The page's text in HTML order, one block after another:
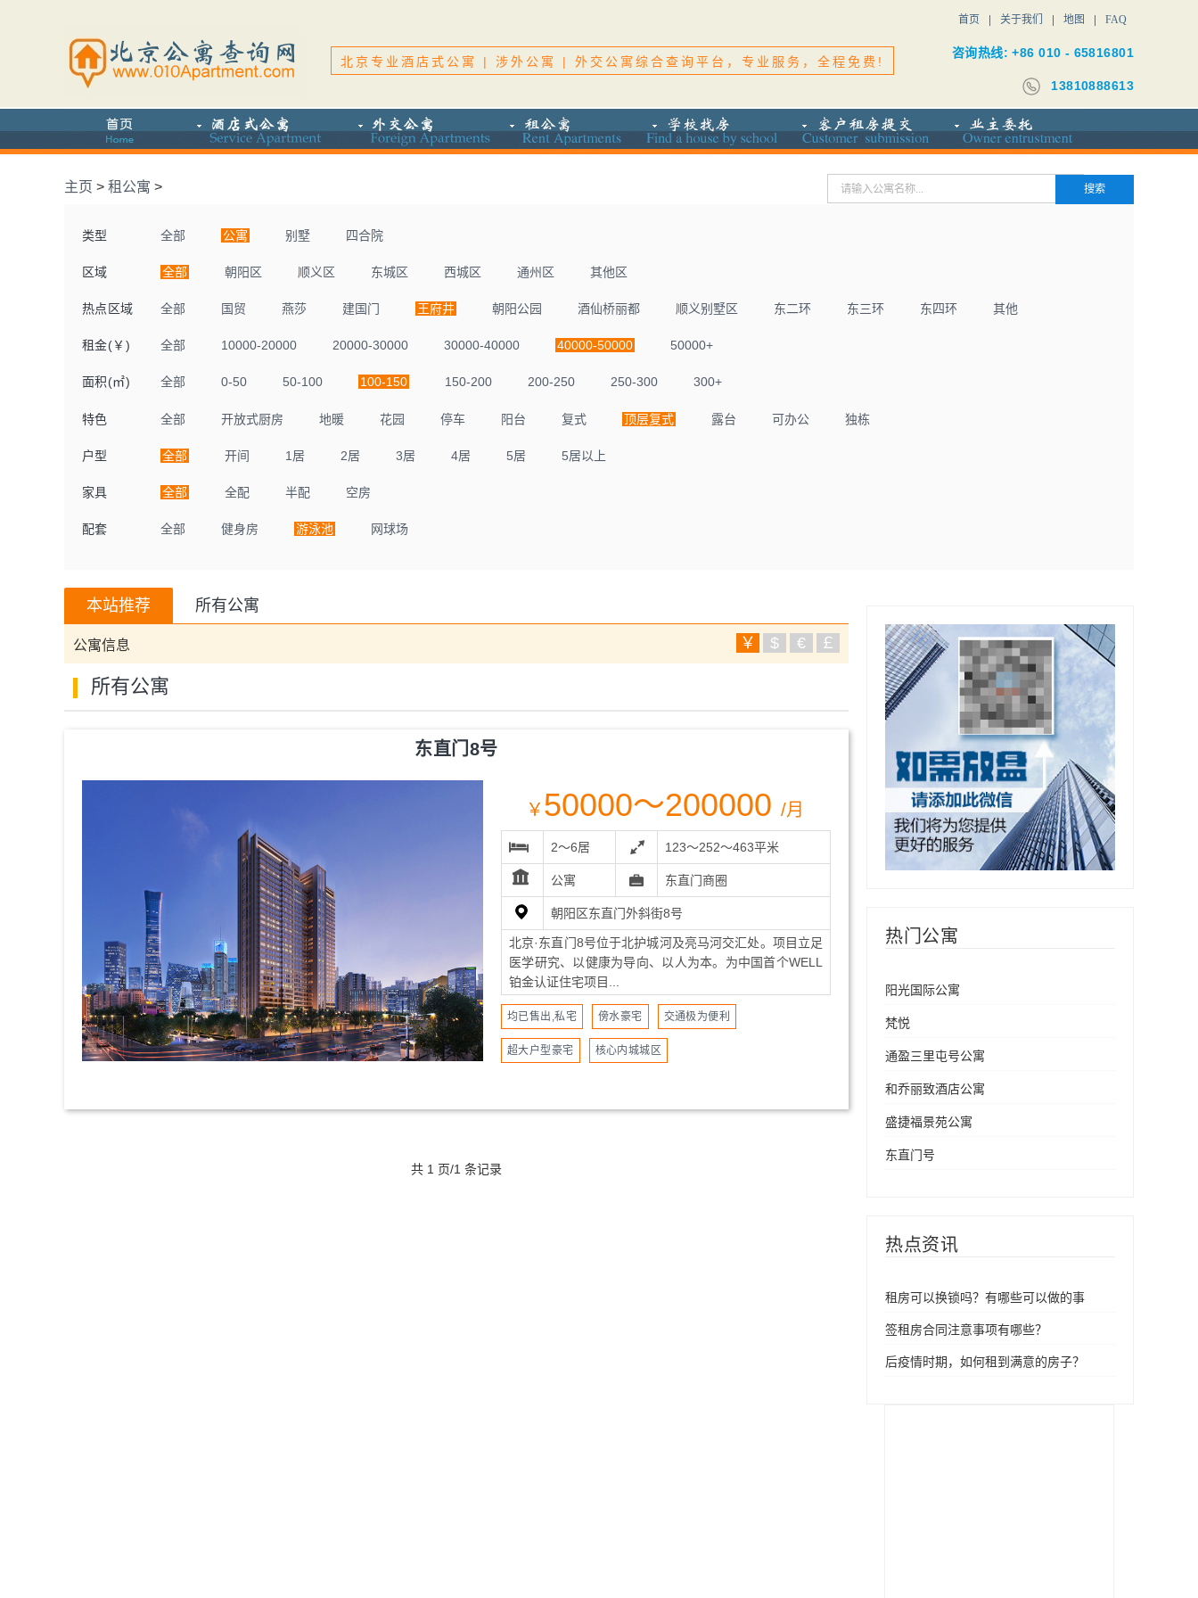
首页 关于我们 地图 FAQ
北京专业酒店式公寓 | 涉外公寓 | 外交公寓综合查询平台，专业服务，全程免费!
咨询热线: +86 010 - 65816801
13810888613
主页 > 租公寓 >
类型 全部 公寓 别墅 四合院
区域 全部 朝阳区 顺义区 东城区 西城区 通州区 其他区
热点区域 全部 国贸 燕莎 建国门 王府井 朝阳公园 酒仙桥丽都 顺义别墅区 东二环 东三环 东四环 其他
租金(￥) 全部 10000-20000 20000-30000 30000-40000 40000-50000 50000+
面积(㎡) 全部 0-50 50-100 100-150 150-200 200-250 250-300 300+
特色 全部 开放式厨房 地暖 花园 停车 阳台 复式 顶层复式 露台 可办公 独栋
户型 全部 开间 1居 2居 3居 4居 5居 5居以上
家具 全部 全配 半配 空房
配套 全部 健身房 游泳池 网球场
本站推荐 所有公寓
公寓信息 ￥ $ € ￡
所有公寓
东直门8号
￥ 50000～200000 /月
2～6居 123～252～463平米
公寓 东直门商圈
朝阳区东直门外斜街8号
北京·东直门8号位于北护城河及亮马河交汇处。项目立足
医学研究、以健康为导向、以人为本。为中国首个WELL
铂金认证住宅项目...
均已售出,私宅 傍水豪宅 交通极为便利
超大户型豪宅 核心内城城区
共 1 页/1 条记录
热门公寓
阳光国际公寓
梵悦
通盈三里屯号公寓
和乔丽致酒店公寓
盛捷福景苑公寓
东直门号
热点资讯
租房可以换锁吗？有哪些可以做的事
签租房合同注意事项有哪些？
后疫情时期，如何租到满意的房子？